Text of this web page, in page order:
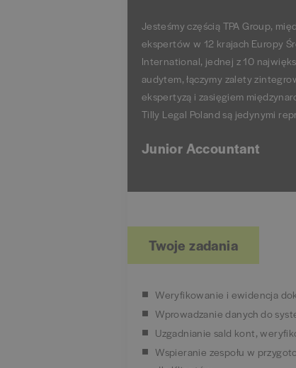
Jesteśmy częścią TPA Group,
ekspertów w 12 krajach Europy
International, jednej z 10
audytem, łączymy zalety
ekspertyzą i zasięgiem
Tilly Legal Poland są jedynymi
Junior Accountant
Twoje zadania
Weryfikowanie i ewidencja
Wprowadzanie danych do
Uzgadnianie sald kont,
Wspieranie zespołu w